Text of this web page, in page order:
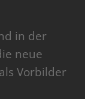
in der
neue
Vorbilder